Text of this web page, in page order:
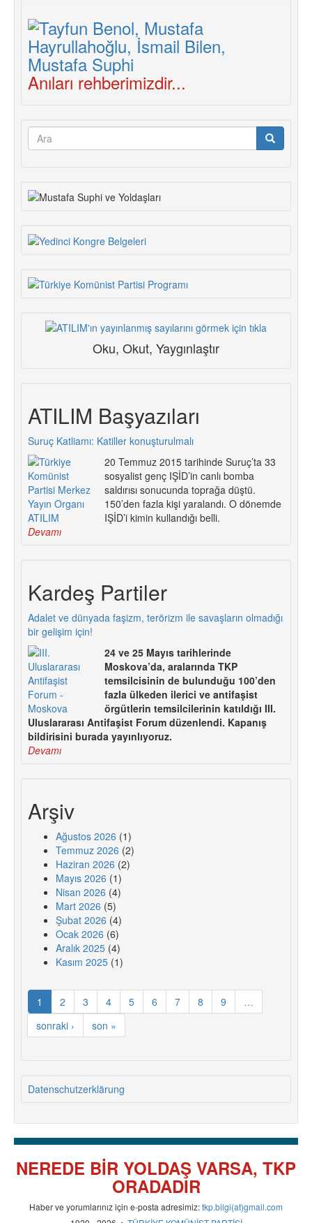
Anıları rehberimizdir...
Arama
Oku, Okut, Yaygınlaştır
ATILIM Başyazıları
Suruç Katliamı: Katiller konuşturulmalı
20 Temmuz 2015 tarihinde Suruç’ta 33
sosyalist genç IŞİD’in canlı bomba
saldırısı sonucunda toprağa düştü.
150’den fazla kişi yaralandı. O dönemde
IŞİD’i kimin kullandığı belli.
Devamı
Kardeş Partiler
Adalet ve dünyada faşizm, terörizm ile savaşların olmadığı
bir gelişim için!
24 ve 25 Mayıs tarihlerinde
Moskova’da, aralarında TKP
temsilcisinin de bulunduğu 100’den
fazla ülkeden ilerici ve antifaşist
örgütlerin temsilcilerinin katıldığı III.
Uluslararası Antifaşist Forum düzenlendi. Kapanış
bildirisini burada yayınlıyoruz.
Devamı
Arşiv
Ağustos 2026 (1)
Temmuz 2026 (2)
Haziran 2026 (2)
Mayıs 2026 (1)
Nisan 2026 (4)
Mart 2026 (5)
Şubat 2026 (4)
Ocak 2026 (6)
Aralık 2025 (4)
Kasım 2025 (1)
1 2 3 4 5 6 7 8 9
…
sonraki ›
son »
Datenschutzerklärung
NEREDE BİR YOLDAŞ VARSA, TKP
ORADADIR
Haber ve yorumlarınız için e-posta adresimiz:tkp.bilgi(at)gmail.com